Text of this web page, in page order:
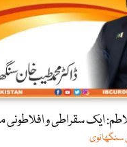
ایک سقراطی و